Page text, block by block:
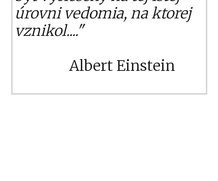
úrovni vedomia, na ktorej
vznikol...."
Albert Einstein